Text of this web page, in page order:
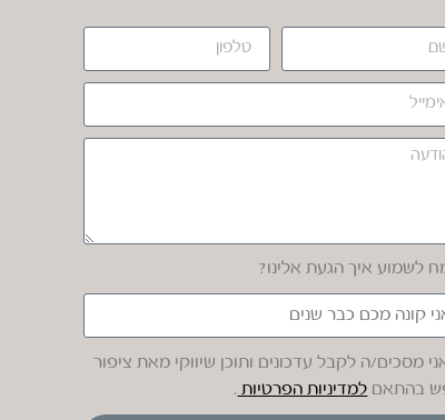
לשמוע איך הגעת אלינו?
מסכים/ה לקבל עדכונים ותוכן שיווקי מאת ציפור
בהתאם למדיניות הפרטיות .